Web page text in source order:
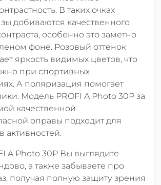
В таких очках
добиваются качественного
особенно это заметно
фоне. Розовый оттенок
яркость видимых цветов, что
при спортивных
А поляризация помогает
Модель PROFI A Photo 30P за
качественной
оправы подходит для
активностей.
A Photo 30P Вы выглядите
а также забываете про
получая полную защиту зрения